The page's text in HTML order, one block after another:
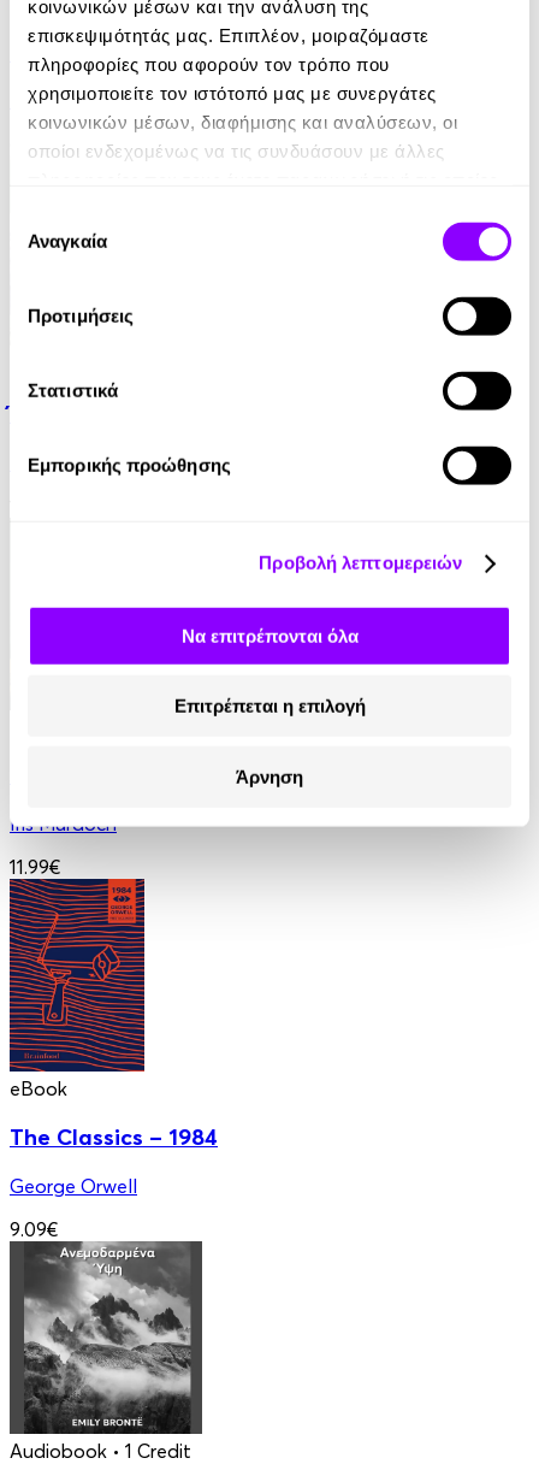
κοινωνικών μέσων και την ανάλυση της
επισκεψιμότητάς μας. Επιπλέον, μοιραζόμαστε
πληροφορίες που αφορούν τον τρόπο που
χρησιμοποιείτε τον ιστότοπό μας με συνεργάτες
κοινωνικών μέσων, διαφήμισης και αναλύσεων, οι
οποίοι ενδεχομένως να τις συνδυάσουν με άλλες
των υπηρεσιών τους.
συγκατάθεσης
Αναγκαία
Προτιμήσεις
Στατιστικά
Εμπορικής προώθησης
Προβολή λεπτομερειών
Να επιτρέπονται όλα
Επιτρέπεται η επιλογή
Άρνηση
Τυράννων Μονόλογοι
Mark Twain
6.99€
Jane Austen
Iris Murdoch
11.99€
eBook
The Classics – 1984
George Orwell
9.09€
Audiobook • 1 Credit